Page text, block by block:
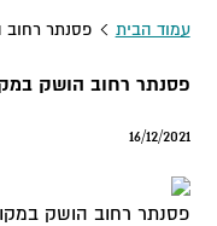
עמוד הבית פסנתר רחוב
פסנתר רחוב הושק
16/12/2021
פסנתר רחוב הושק